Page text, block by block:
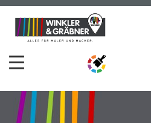
Zum
Inhalt
Zum
Navigationsmenü